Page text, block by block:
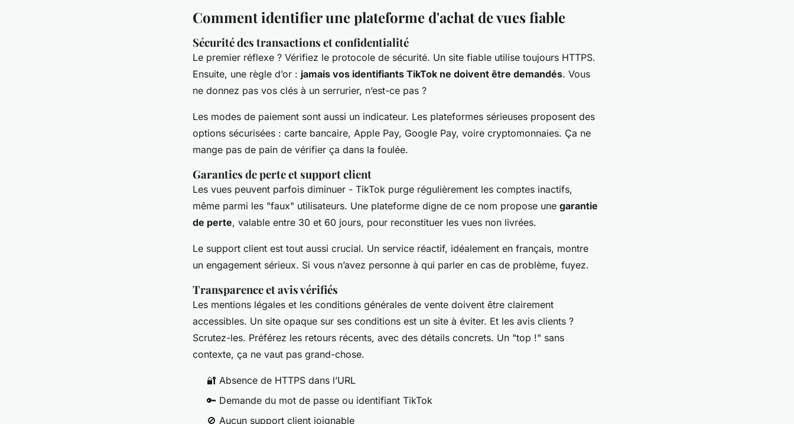
Comment identifier une plateforme d'achat de vues fiable
Sécurité des transactions et confidentialité
Le premier réflexe ? Vérifiez le protocole de sécurité. Un site fiable utilise toujours HTTPS.
Ensuite, une règle d’or : jamais vos identifiants TikTok ne doivent être demandés. Vous
ne donnez pas vos clés à un serrurier, n’est-ce pas ?
Les modes de paiement sont aussi un indicateur. Les plateformes sérieuses proposent des
options sécurisées : carte bancaire, Apple Pay, Google Pay, voire cryptomonnaies. Ça ne
mange pas de pain de vérifier ça dans la foulée.
Garanties de perte et support client
Les vues peuvent parfois diminuer - TikTok purge régulièrement les comptes inactifs,
même parmi les "faux" utilisateurs. Une plateforme digne de ce nom propose une garantie
de perte, valable entre 30 et 60 jours, pour reconstituer les vues non livrées.
Le support client est tout aussi crucial. Un service réactif, idéalement en français, montre
un engagement sérieux. Si vous n’avez personne à qui parler en cas de problème, fuyez.
Transparence et avis vérifiés
Les mentions légales et les conditions générales de vente doivent être clairement
accessibles. Un site opaque sur ses conditions est un site à éviter. Et les avis clients ?
Scrutez-les. Préférez les retours récents, avec des détails concrets. Un "top !" sans
contexte, ça ne vaut pas grand-chose.
🔐 Absence de HTTPS dans l’URL
🔑 Demande du mot de passe ou identifiant TikTok
🚫 Aucun support client joignable